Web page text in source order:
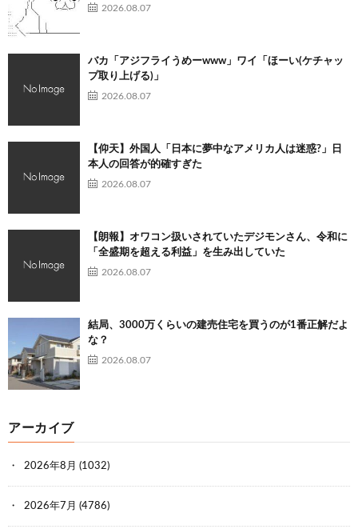
2026.08.07
バカ「アジフライうめーwww」ワイ「ほーい(ケチャッ
プ取り上げる)」
2026.08.07
【仰天】外国人「日本に夢中なアメリカ人は迷惑?」日
本人の回答が的確すぎた
2026.08.07
【朗報】オワコン扱いされていたデジモンさん、令和に
「全盛期を超える利益」を生み出していた
2026.08.07
結局、3000万くらいの建売住宅を買うのが1番正解だよ
な？
2026.08.07
アーカイブ
2026年8月 (1032)
2026年7月 (4786)